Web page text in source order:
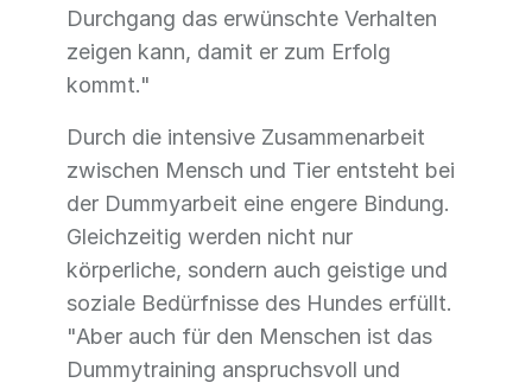
Durchgang das erwünschte Verhalten
zeigen kann, damit er zum Erfolg
kommt."
Durch die intensive Zusammenarbeit
zwischen Mensch und Tier entsteht bei
der Dummyarbeit eine engere Bindung.
Gleichzeitig werden nicht nur
körperliche, sondern auch geistige und
soziale Bedürfnisse des Hundes erfüllt.
"Aber auch für den Menschen ist das
Dummytraining anspruchsvoll und